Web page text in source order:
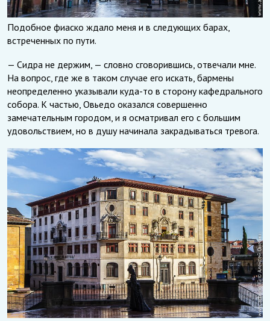
Подобное фиаско ждало меня и в следующих барах,
встреченных по пути.
— Сидра не держим, — словно сговорившись, отвечали мне.
На вопрос, где же в таком случае его искать, бармены
неопределенно указывали куда-то в сторону кафедрального
собора. К частью, Овьедо оказался совершенно
замечательным городом, и я осматривал его с большим
удовольствием, но в душу начинала закрадываться тревога.